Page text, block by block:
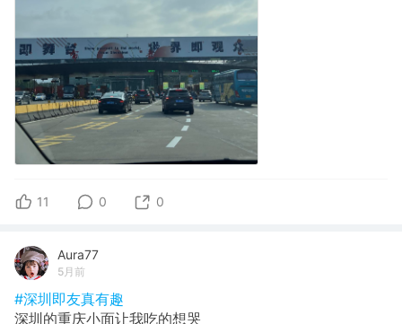
11 0 0
Aura77
5月前
#深圳即友真有趣
深圳的重庆小面让我吃的想哭